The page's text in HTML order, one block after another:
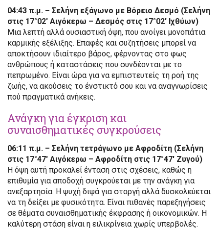
04:43 π.μ. – Σελήνη εξάγωνο με Βόρειο Δεσμό (Σελήνη
στις 17°02′ Αιγόκερω – Δεσμός στις 17°02′ Ιχθύων)
Μια λεπτή αλλά ουσιαστική όψη, που ανοίγει μονοπάτια
καρμικής εξέλιξης. Επαφές και συζητήσεις μπορεί να
αποκτήσουν ιδιαίτερο βάρος, φέρνοντας στο φως
ανθρώπους ή καταστάσεις που συνδέονται με το
πεπρωμένο. Είναι ώρα για να εμπιστευτείς τη ροή της
ζωής, να ακούσεις το ένστικτό σου και να αναγνωρίσεις
πού πραγματικά ανήκεις.
Ανάγκη για έγκριση και
συναισθηματικές συγκρούσεις
06:11 π.μ. – Σελήνη τετράγωνο με Αφροδίτη (Σελήνη
στις 17°47′ Αιγόκερω – Αφροδίτη στις 17°47′ Ζυγού)
Η όψη αυτή προκαλεί ένταση στις σχέσεις, καθώς η
επιθυμία για αποδοχή συγκρούεται με την ανάγκη για
ανεξαρτησία. Η ψυχή διψά για στοργή αλλά δυσκολεύεται
να τη δείξει με φυσικότητα. Είναι πιθανές παρεξηγήσεις
σε θέματα συναισθηματικής έκφρασης ή οικονομικών. Η
καλύτερη στάση είναι η ειλικρίνεια χωρίς υπερβολές.